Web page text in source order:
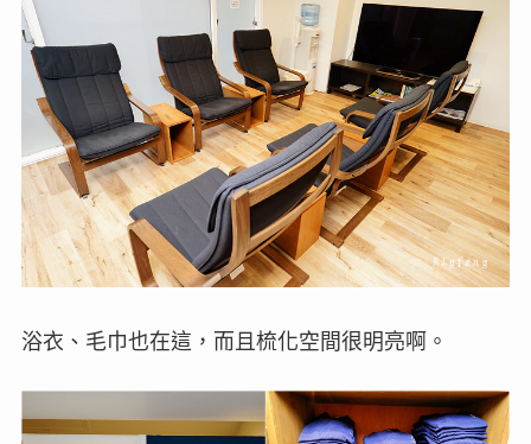
浴衣、毛巾也在這，而且梳化空間很明亮啊。